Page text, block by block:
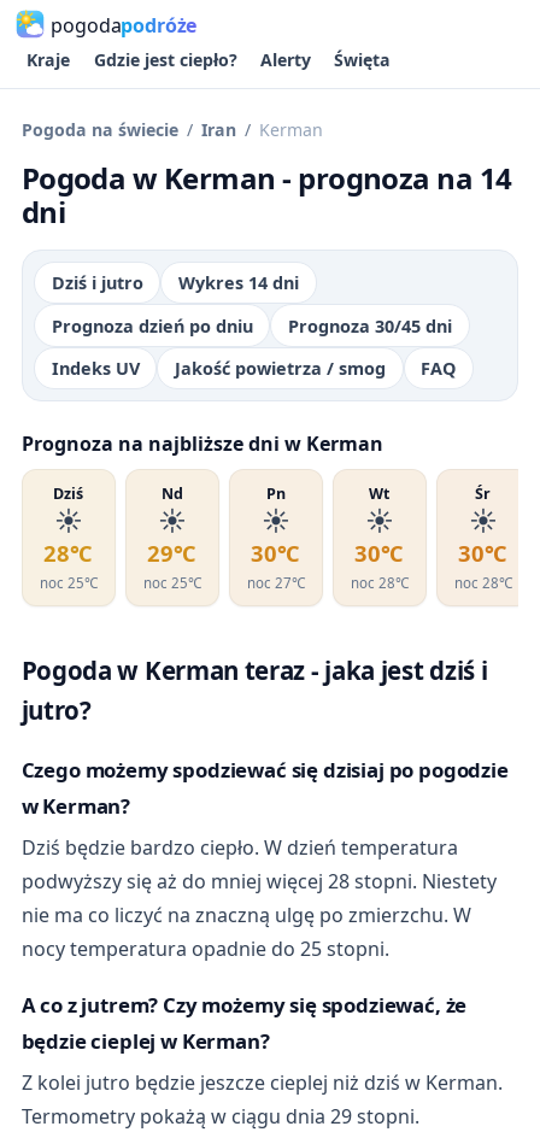
pogodapodróże
Kraje Gdzie jest ciepło? Alerty Święta
Pogoda na świecie Iran Kerman
Pogoda w Kerman - prognoza na 14
dni
Dziś i jutro
Wykres 14 dni
Prognoza dzień po dniu
Prognoza 30/45 dni
Indeks UV
Jakość powietrza / smog FAQ
Prognoza na najbliższe dni w Kerman
Dziś
☀️
28℃
noc 25℃
Nd
☀️
29℃
noc 25℃
Pn
☀️
30℃
noc 27℃
Wt
☀️
30℃
noc 28℃
Śr
☀️
30℃
noc 28℃
Pogoda w Kerman teraz - jaka jest dziś i
jutro?
Czego możemy spodziewać się dzisiaj po pogodzie
w Kerman?
Dziś będzie bardzo ciepło. W dzień temperatura
podwyższy się aż do mniej więcej 28 stopni. Niestety
nie ma co liczyć na znaczną ulgę po zmierzchu. W
nocy temperatura opadnie do 25 stopni.
A co z jutrem? Czy możemy się spodziewać, że
będzie cieplej w Kerman?
Z kolei jutro będzie jeszcze cieplej niż dziś w Kerman.
Termometry pokażą w ciągu dnia 29 stopni.